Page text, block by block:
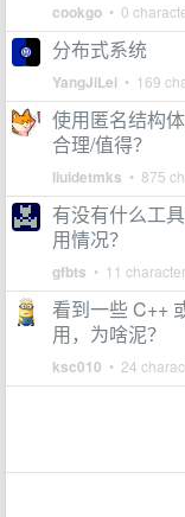
cookgo • 0
分布式系统
YangJiLei • 169
使用匿名结构
合理/值得？
liuidetmks • 875
有没有什么工
用情况？
gfbts • 11
看到一些 C++
用，为啥泥？
ksc010 • 24